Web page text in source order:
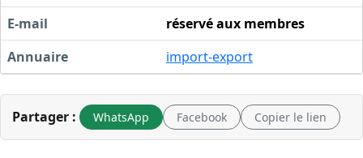
E-mail
réservé aux membres
Annuaire
import-export
Partager : WhatsApp Facebook Copier le lien